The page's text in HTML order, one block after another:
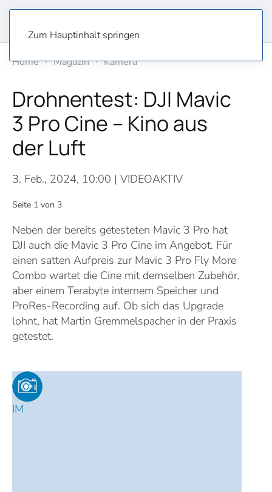
Zum Hauptinhalt springen
Home
Magazin Kamera
Drohnentest: DJI Mavic
3 Pro Cine – Kino aus
der Luft
3. Feb., 2024, 10:00 | VIDEOAKTIV
Seite 1 von 3
Neben der bereits getesteten Mavic 3 Pro hat
DJI auch die Mavic 3 Pro Cine im Angebot. Für
einen satten Aufpreis zur Mavic 3 Pro Fly More
Combo wartet die Cine mit demselben Zubehör,
aber einem Terabyte internem Speicher und
ProRes-Recording auf. Ob sich das Upgrade
lohnt, hat Martin Gremmelspacher in der Praxis
getestet.
IM